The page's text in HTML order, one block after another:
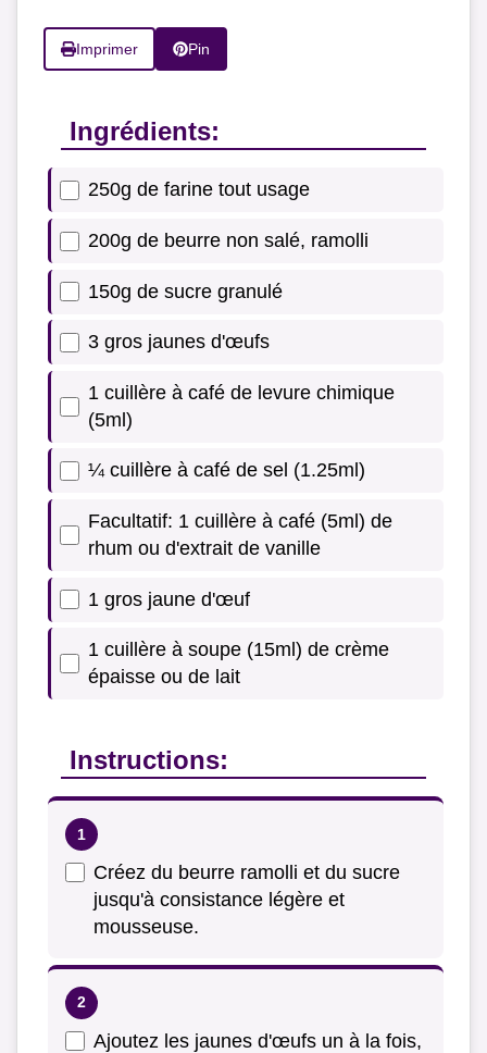
Imprimer Pin
Ingrédients:
250g de farine tout usage
200g de beurre non salé, ramolli
150g de sucre granulé
3 gros jaunes d'œufs
1 cuillère à café de levure chimique
(5ml)
¼ cuillère à café de sel (1.25ml)
Facultatif: 1 cuillère à café (5ml) de
rhum ou d'extrait de vanille
1 gros jaune d'œuf
1 cuillère à soupe (15ml) de crème
épaisse ou de lait
Instructions:
Créez du beurre ramolli et du sucre
jusqu'à consistance légère et
mousseuse.
Ajoutez les jaunes d'œufs un à la fois,